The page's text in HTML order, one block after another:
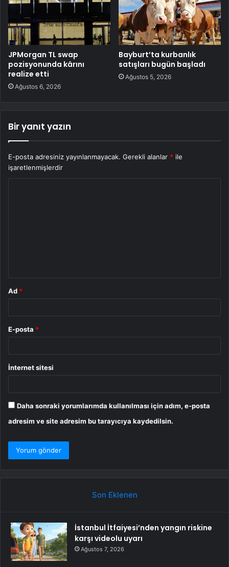
JPMorgan TL swap
pozisyonunda kârını
realize etti
Ağustos 6, 2026
Bayburt’ta kurbanlık
satışları bugün başladı
Ağustos 5, 2026
Bir yanıt yazın
E-posta adresiniz yayınlanmayacak. Gerekli alanlar * ile
işaretlenmişlerdir
Ad *
E-posta *
İnternet sitesi
Daha sonraki yorumlarımda kullanılması için adım, e-posta
adresim ve site adresim bu tarayıcıya kaydedilsin.
Son Eklenen
İstanbul İtfaiyesi’nden yangın riskine
karşı videolu uyarı
Ağustos 7, 2026